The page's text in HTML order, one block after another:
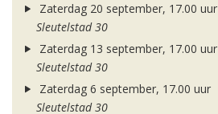
Zaterdag 20 september, 17.00 uur
Sleutelstad 30
Zaterdag 13 september, 17.00 uur
Sleutelstad 30
Zaterdag 6 september, 17.00 uur
Sleutelstad 30